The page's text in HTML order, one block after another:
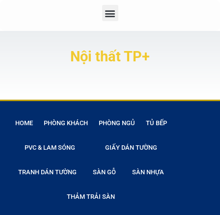
Nội thất TP+
HOME PHÒNG KHÁCH PHÒNG NGỦ TỦ BẾP
PVC & LAM SÓNG GIẤY DÁN TƯỜNG
TRANH DÁN TƯỜNG SÀN GỖ SÀN NHỰA
THẢM TRẢI SÀN